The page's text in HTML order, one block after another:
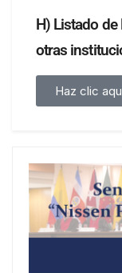
H) Listado
otras
Haz clic